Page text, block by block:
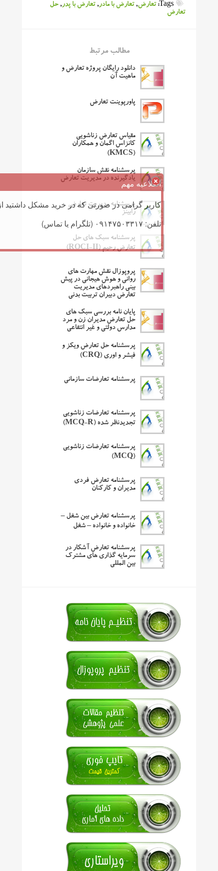
Tags: تعارض,تعارض با مادر,تعارض با پدر,حل
تعارض
مطالب مرتبط
دانلود رایگان پروژه تعارض و
ماهیت آن
پاورپوینت تعارض
مقیاس تعارض زناشویی
کانزاس اگمان و همکاران
(KMCS)
پرسشنامه نقش سازمان
یادگیرنده در مدیریت تعارض
پرسشنامه مدیریت تعارض
رابینز
پرسشنامه سبک های حل
تعارض رحیم (ROCI-II)
پروپوزال نقش مهارت های
روانی و هوش هیجانی در پیش
بینی راهبردهای مدیریت
تعارض دبیران تربیت بدنی
پایان نامه بررسی سبک های
حل تعارض مدیران زن و مرد
مدارس دولتی و غیر انتفاعی
پرسشنامه حل تعارض ویکز و
فیشر و اوری (CRQ)
پرسشنامه تعارضات سازمانی
پرسشنامه تعارضات زناشویی
تجدیدنظر شده (MCQ-R)
پرسشنامه تعارضات زناشویی
(MCQ)
پرسشنامه تعارض فردی
مدیران و کارکنان
پرسشنامه تعارض بین شغل –
خانواده و خانواده – شغل
پرسشنامه تعارض آشکار در
سرمایه گذاری های مشترک
بین المللی
اطلاعیه مهم
کاربر گرامی در صورتی که در خرید مشکل داشتید
تلفن: ۰۹۱۴۷۵۰۳۳۱۷ (تلگرام یا تماس)